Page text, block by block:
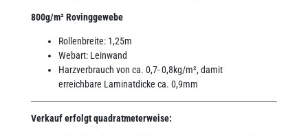
800g/m²Rovinggewebe
Rollenbreite: 1,25m
Webart: Leinwand
Harzverbrauch von ca. 0,7- 0,8kg/m², damit
erreichbare Laminatdicke ca. 0,9mm
Verkauf erfolgt quadratmeterweise: